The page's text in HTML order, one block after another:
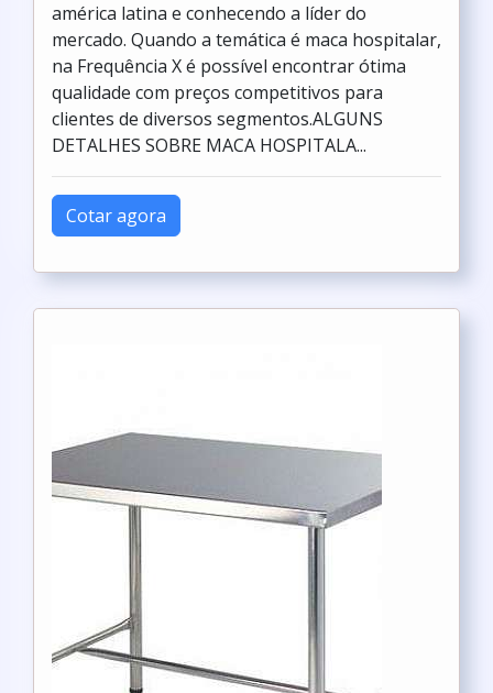
américa latina e conhecendo a líder do
mercado. Quando a temática é maca hospitalar,
na Frequência X é possível encontrar ótima
qualidade com preços competitivos para
clientes de diversos segmentos.ALGUNS
DETALHES SOBRE MACA HOSPITALA...
Cotar agora